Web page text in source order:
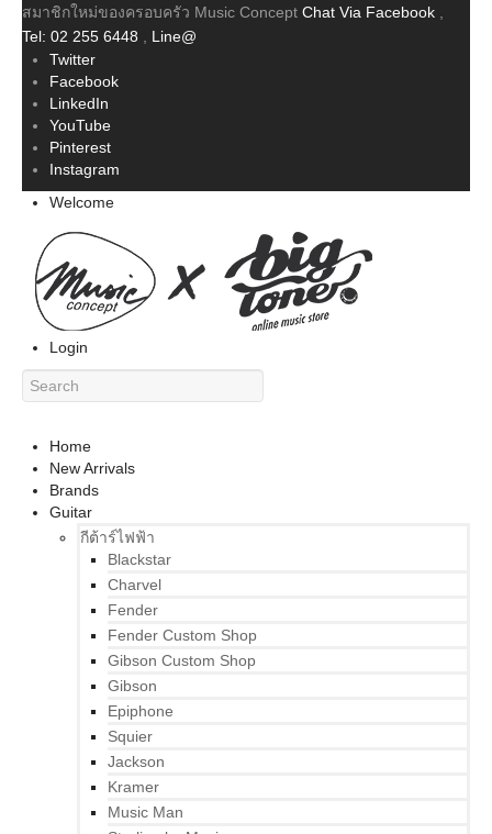
สมาชิกใหม่ของครอบครัว Music Concept Chat Via Facebook
Tel: 02 255 6448
Line@
Twitter
Facebook
LinkedIn
YouTube
Pinterest
Instagram
Welcome
Login
Home
New Arrivals
Brands
Guitar
กีต้าร์ไฟฟ้า
Blackstar
Charvel
Fender
Fender Custom Shop
Gibson Custom Shop
Gibson
Epiphone
Squier
Jackson
Kramer
Music Man